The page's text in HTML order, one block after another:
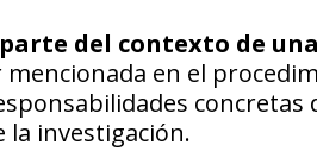
del contexto de
en el
concretas
la investigación.